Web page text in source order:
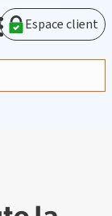
acceptez
d'analyser le
Espace client